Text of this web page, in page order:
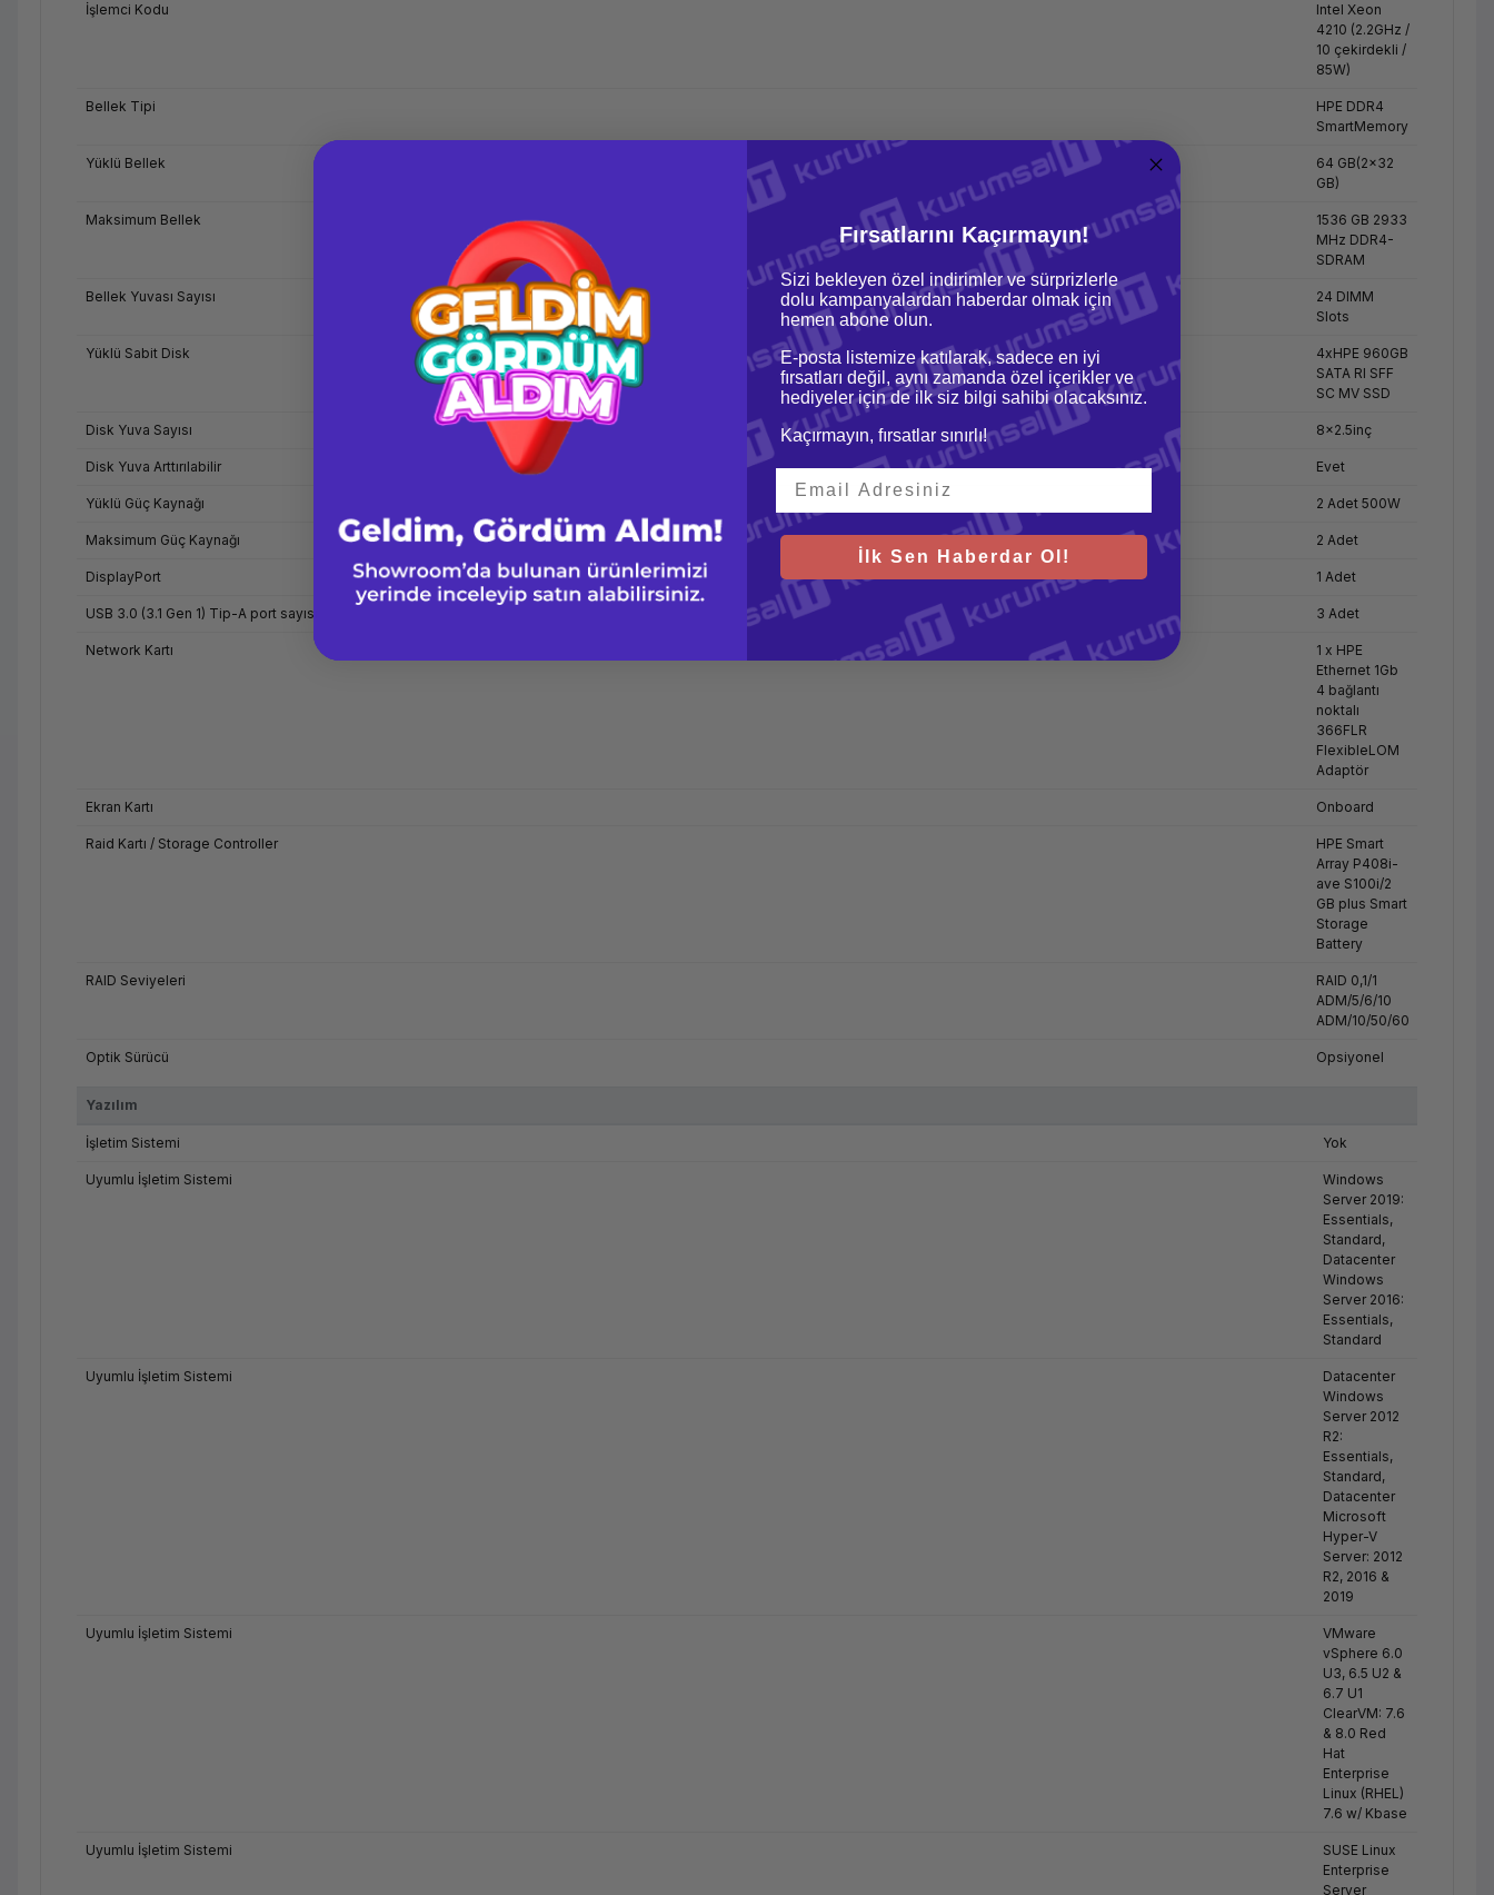
İşlemci Kodu
Intel Xeon
4210 (2.2GHz /
10 çekirdekli /
85W)
Bellek Tipi
HPE DDR4
SmartMemory
Yüklü Bellek
64 GB(2x32
GB)
Maksimum Bellek
1536 GB 2933
MHz DDR4-
SDRAM
Bellek Yuvası Sayısı
24 DIMM
Slots
Yüklü Sabit Disk
4xHPE 960GB
SATA RI SFF
SC MV SSD
Disk Yuva Sayısı 8x2.5inç
Disk Yuva Arttırılabilir Evet
Yüklü Güç Kaynağı 2 Adet 500W
Maksimum Güç Kaynağı 2 Adet
DisplayPort 1 Adet
USB 3.0 (3.1 Gen 1) Tip-A port sayısı 3 Adet
Network Kartı
1 x HPE
Ethernet 1Gb
4 bağlantı
noktalı
366FLR
FlexibleLOM
Adaptör
Ekran Kartı Onboard
Raid Kartı / Storage Controller
HPE Smart
Array P408i-
ave S100i/2
GB plus Smart
Storage
Battery
RAID Seviyeleri
RAID 0,1/1
ADM/5/6/10
ADM/10/50/60
Optik Sürücü Opsiyonel
Yazılım
İşletim Sistemi Yok
Uyumlu İşletim Sistemi
Windows
Server 2019:
Essentials,
Standard,
Datacenter
Windows
Server 2016:
Essentials,
Standard
Uyumlu İşletim Sistemi
Datacenter
Windows
Server 2012
R2:
Essentials,
Standard,
Datacenter
Microsoft
Hyper-V
Server: 2012
R2, 2016 &
2019
Uyumlu İşletim Sistemi
VMware
vSphere 6.0
U3, 6.5 U2 &
6.7 U1
ClearVM: 7.6
& 8.0 Red
Hat
Enterprise
Linux (RHEL)
7.6 w/ Kbase
Uyumlu İşletim Sistemi
SUSE Linux
Enterprise
Server
Fırsatlarını Kaçırmayın!
Sizi bekleyen özel indirimler ve sürprizlerle
dolu kampanyalardan haberdar olmak için
hemen abone olun.
E-posta listemize katılarak, sadece en iyi
fırsatları değil, aynı zamanda özel içerikler ve
hediyeler için de ilk siz bilgi sahibi olacaksınız.
Kaçırmayın, fırsatlar sınırlı!
İlk Sen Haberdar Ol!